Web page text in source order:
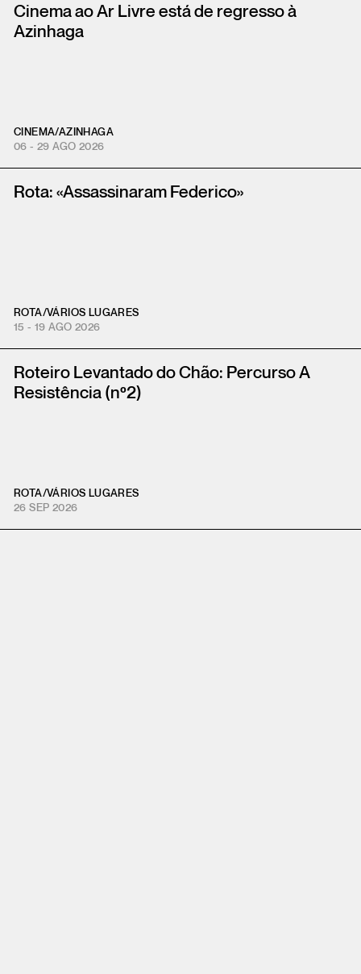
Cinema ao Ar Livre está de regresso à
Azinhaga
CINEMA/AZINHAGA
06 - 29 AGO 2026
Rota: «Assassinaram Federico»
ROTA/VÁRIOS LUGARES
15 - 19 AGO 2026
Roteiro Levantado do Chão: Percurso A
Resistência (nº2)
ROTA/VÁRIOS LUGARES
26 SEP 2026